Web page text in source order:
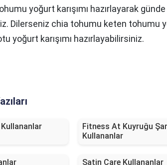
yoğurt karışımı hazırlayarak
Dilerseniz chia tohumu keten tohumu
yoğurt karışımı hazırlayabilirsiniz.
Fitness At Kuyruğu
Kullananlar
Satin Care Kullananlar